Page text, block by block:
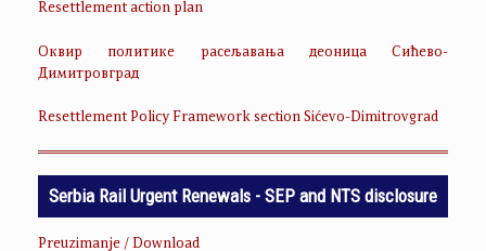
Resettlement action plan
Оквир политике расељавања деоница Сићево-
Димитровград
Resettlement Policy Framework section Sićevo-Dimitrovgrad
Serbia Rail Urgent Renewals - SEP and NTS disclosure
Preuzimanje / Download